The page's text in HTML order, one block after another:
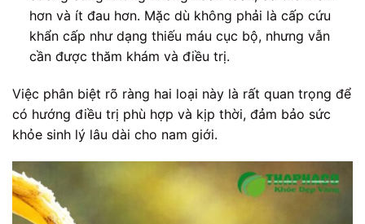
hơn và ít đau hơn. Mặc dù không phải là cấp cứu
khẩn cấp như dạng thiếu máu cục bộ, nhưng vẫn
cần được thăm khám và điều trị.
Việc phân biệt rõ ràng hai loại này là rất quan trọng để
có hướng điều trị phù hợp và kịp thời, đảm bảo sức
khỏe sinh lý lâu dài cho nam giới.